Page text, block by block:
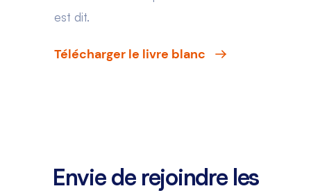
est dit.
Télécharger le livre blanc
Envie de rejoindre les